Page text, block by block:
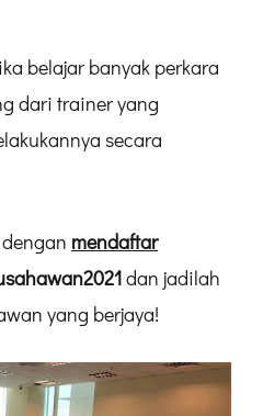
belajar banyak perkara
dari trainer yang
secara
mendaftar
dan jadilah
yang berjaya!